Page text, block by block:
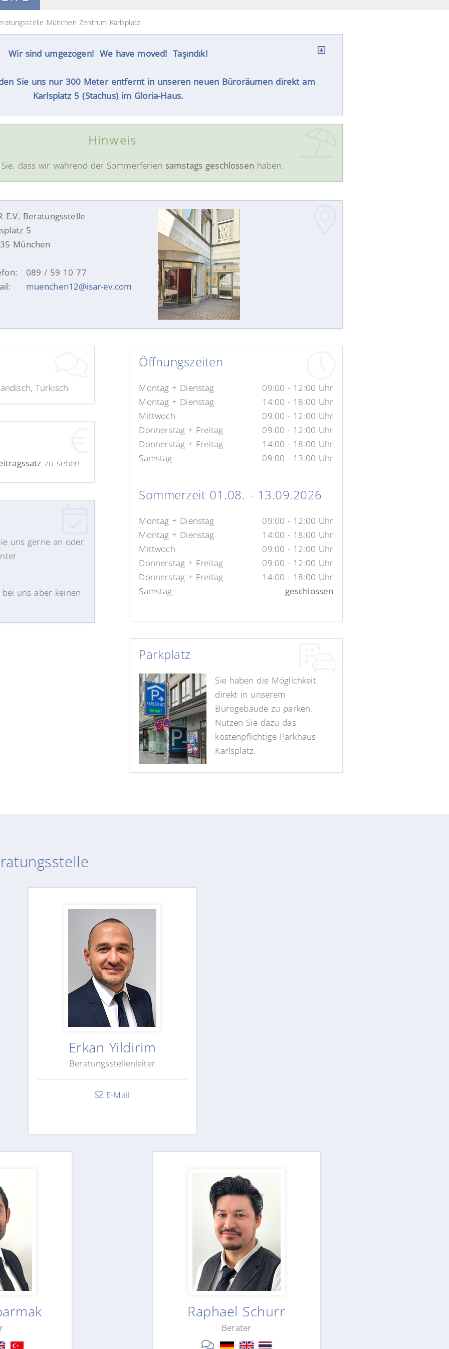
München Zentrum Karlsplatz
Wir sind umgezogen! We have moved! Taşındık!
Sie uns nur 300 Meter entfernt in unseren neuen Büroräumen direkt am
Karlsplatz 5 (Stachus) im Gloria-Haus.
Hinweis
dass wir während der Sommerferien samstags geschlossen haben.
E.V. Beratungsstelle
5
München
089 / 59 10 77
muenchen12@isar-ev.com
Türkisch
zu sehen
uns gerne an oder
uns aber keinen
Öffnungszeiten
Montag + Dienstag
09:00 - 12:00 Uhr
Montag + Dienstag
14:00 - 18:00 Uhr
Mittwoch
09:00 - 12:00 Uhr
Donnerstag + Freitag
09:00 - 12:00 Uhr
Donnerstag + Freitag
14:00 - 18:00 Uhr
Samstag
09:00 - 13:00 Uhr
Sommerzeit 01.08. - 13.09.2026
Montag + Dienstag
09:00 - 12:00 Uhr
Montag + Dienstag
14:00 - 18:00 Uhr
Mittwoch
09:00 - 12:00 Uhr
Donnerstag + Freitag
09:00 - 12:00 Uhr
Donnerstag + Freitag
14:00 - 18:00 Uhr
Samstag
geschlossen
Parkplatz
Sie haben die Möglichkeit
direkt in unserem
Bürogebäude zu parken.
Nutzen Sie dazu das
kostenpflichtige Parkhaus
Karlsplatz.
Erkan Yildirim
Beratungsstellenleiter
E-Mail
Raphael Schurr
Berater